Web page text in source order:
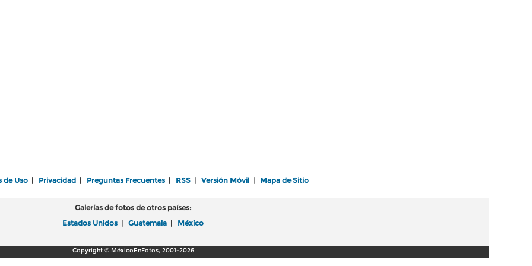
de Uso Privacidad Preguntas Frecuentes RSS Versión Móvil Mapa de Sitio
Galerías de fotos de otros países:
Estados Unidos
Guatemala México
Copyright © MéxicoEnFotos, 2001-2026